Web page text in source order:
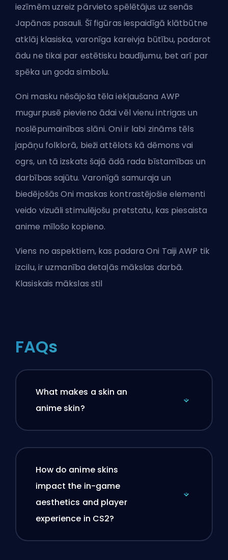
iezīmēm uzreiz pārvieto spēlētājus uz senās
Japānas pasauli. Šī figūras iespaidīgā klātbūtne
atklāj klasiska, varonīga kareivja būtību, padarot
ādu ne tikai par estētisku baudījumu, bet arī par
spēka un goda simbolu.
Oni masku nēsājoša tēla iekļaušana AWP
mugurpusē pievieno ādai vēl vienu intrigas un
noslēpumainības slāni. Oni ir labi zināms tēls
japāņu folklorā, bieži attēlots kā dēmons vai
ogrs, un tā izskats šajā ādā rada bīstamības un
darbības sajūtu. Varonīgā samuraja un
biedējošās Oni maskas kontrastējošie elementi
veido vizuāli stimulējošu pretstatu, kas piesaista
anime mīlošo kopieno.
Viens no aspektiem, kas padara Oni Taiji AWP tik
izcilu, ir uzmanība detaļās mākslas darbā.
Klasiskais mākslas stil
FAQs
What makes a skin an
anime skin?
How do anime skins
impact the in-game
aesthetics and player
experience in CS2?